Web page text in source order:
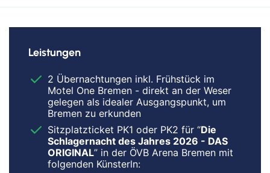
Leistungen
2 Übernachtungen inkl. Frühstück im
Motel One Bremen - direkt an der Weser
gelegen als idealer Ausgangspunkt, um
Bremen zu erkunden
Sitzplatzticket PK1 oder PK2 für “Die
Schlagernacht des Jahres 2026 - DAS
ORIGINAL” in der ÖVB Arena Bremen mit
folgenden Künsterln: